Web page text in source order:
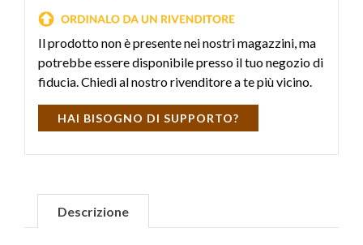
Il prodotto non è presente nei nostri magazzini, ma
potrebbe essere disponibile presso il tuo negozio di
fiducia. Chiedi al nostro rivenditore a te più vicino.
HAI BISOGNO DI SUPPORTO?
Descrizione